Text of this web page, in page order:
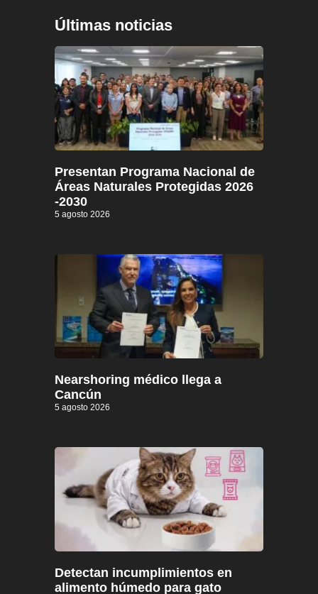
Últimas noticias
Presentan Programa Nacional de
Áreas Naturales Protegidas 2026
-2030
5 agosto 2026
Nearshoring médico llega a
Cancún
5 agosto 2026
Detectan incumplimientos en
alimento húmedo para gato